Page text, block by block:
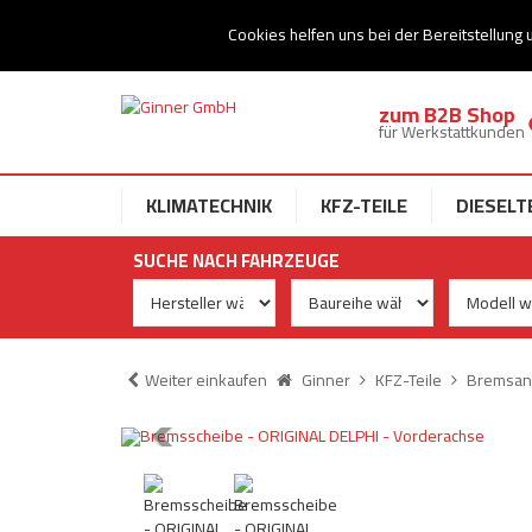
Cookies helfen uns bei der Bereitstellung
Ihr Speziallist für Dieseltechnik
zum B2B Shop
für Werkstattkunden
KLIMATECHNIK KFZ-TEILE
SUCHE NACH FAHRZEUGE
Weiter einkaufen Ginner KFZ-Teile